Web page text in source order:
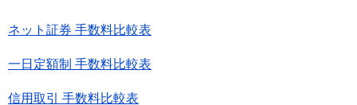
ネット証券 手数料比較表
一日定額制 手数料比較表
信用取引 手数料比較表